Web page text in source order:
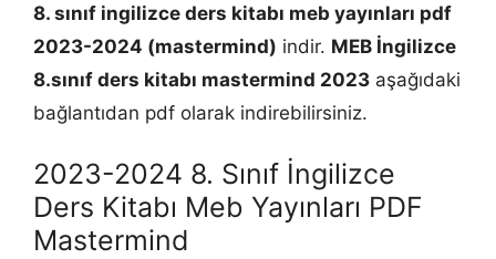
8. sınıf ingilizce ders kitabı meb yayınları pdf
2023-2024 (mastermind) indir. MEB İngilizce
8.sınıf ders kitabı mastermind 2023 aşağıdaki
bağlantıdan pdf olarak indirebilirsiniz.
2023-2024 8. Sınıf İngilizce
Ders Kitabı Meb Yayınları PDF
Mastermind